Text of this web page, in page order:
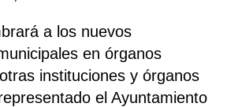
a los nuevos
en órganos
instituciones y órganos
el Ayuntamiento